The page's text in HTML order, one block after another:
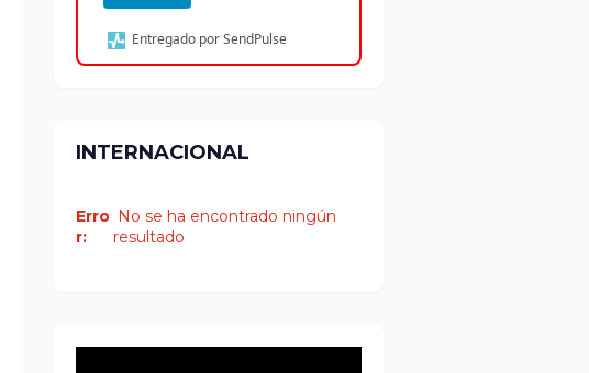
Entregado por SendPulse
INTERNACIONAL
Erro
r:
No se ha encontrado ningún
resultado